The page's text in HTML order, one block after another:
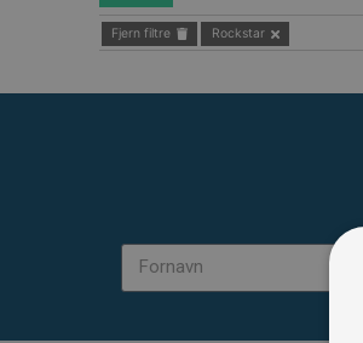
Fjern filtre Rockstar